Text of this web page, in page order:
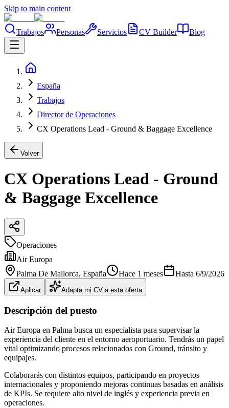
Skip to main content
Trabajos Personas Servicios CV Builder Blog
España
Trabajos
Director de Operaciones
CX Operations Lead - Ground & Baggage Excellence
Volver
CX Operations Lead - Ground
& Baggage Excellence
Operaciones
Air Europa
Palma De Mallorca, España Hace 1 meses Hasta 6/9/2026
Aplicar Adapta mi CV a esta oferta
Descripción del puesto
Air Europa en Palma busca un especialista para supervisar la
experiencia del cliente en el entorno aeroportuario. Tendrás un papel
vital optimizando procesos relacionados con Ground, tránsito y
equipajes.
Colaborarás con distintos equipos, participando en proyectos
internacionales y proponiendo mejoras continuas basadas en análisis
de KPIs. Se requiere alto nivel de inglés y experiencia previa en
operaciones.